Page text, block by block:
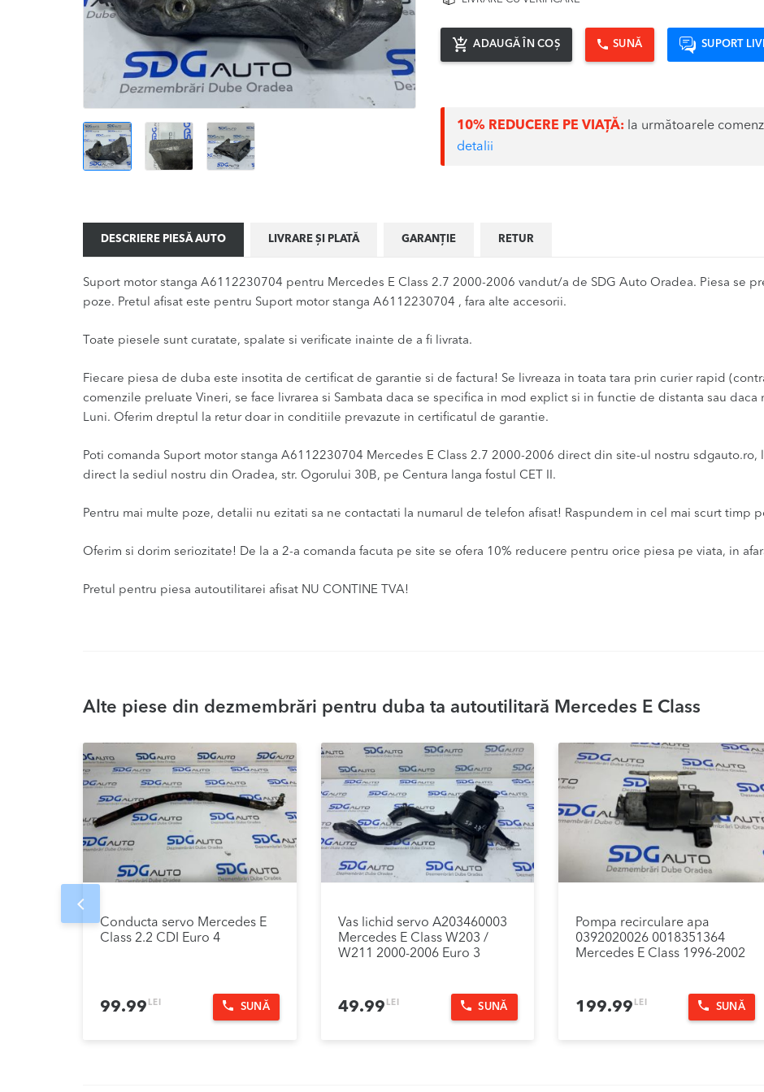
ADAUGĂ ÎN COȘ SUNĂ SUPORT
10% REDUCERE PE VIAȚĂ: la următoarele
detalii
DESCRIERE PIESĂ AUTO LIVRARE ȘI PLATĂ GARANȚIE RETUR
Suport motor stanga A6112230704 pentru Mercedes E Class 2.7 2000-2006 vandut/a de SDG Auto Oradea. Piesa se
poze. Pretul afisat este pentru Suport motor stanga A6112230704 , fara alte accesorii.
Toate piesele sunt curatate, spalate si verificate inainte de a fi livrata.
Fiecare piesa de duba este insotita de certificat de garantie si de factura! Se livreaza in toata tara prin curier rapid
comenzile preluate Vineri, se face livrarea si Sambata daca se specifica in mod explict si in functie de distanta sau
Luni. Oferim dreptul la retur doar in conditiile prevazute in certificatul de garantie.
Poti comanda Suport motor stanga A6112230704 Mercedes E Class 2.7 2000-2006 direct din site-ul nostru sdgauto.ro,
direct la sediul nostru din Oradea, str. Ogorului 30B, pe Centura langa fostul CET II.
Pentru mai multe poze, detalii nu ezitati sa ne contactati la numarul de telefon afisat! Raspundem in cel mai scurt timp
Oferim si dorim seriozitate! De la a 2-a comanda facuta pe site se ofera 10% reducere pentru orice piesa pe viata, in
Pretul pentru piesa autoutilitarei afisat NU CONTINE TVA!
Alte piese din dezmembrări pentru duba ta autoutilitară Mercedes E Class
Conducta servo Mercedes E
Class 2.2 CDI Euro 4
99.99 LEI SUNĂ
Vas lichid servo A203460003
Mercedes E Class W203 /
W211 2000-2006 Euro 3
49.99 LEI SUNĂ
Pompa recirculare apa
0392020026 0018351364
Mercedes E Class 1996-2002
199.99 LEI SUNĂ
Prev